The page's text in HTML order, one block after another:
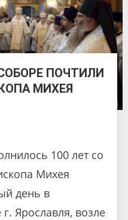
ПОЧТИЛИ
МИХЕЯ
100 лет со
Михея
день в
Ярославля, возле